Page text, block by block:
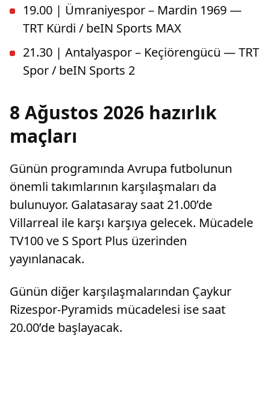
19.00 | Ümraniyespor – Mardin 1969 —
TRT Kürdi / beIN Sports MAX
21.30 | Antalyaspor – Keçiörengücü — TRT
Spor / beIN Sports 2
8 Ağustos 2026 hazırlık
maçları
Günün programında Avrupa futbolunun
önemli takımlarının karşılaşmaları da
bulunuyor. Galatasaray saat 21.00’de
Villarreal ile karşı karşıya gelecek. Mücadele
TV100 ve S Sport Plus üzerinden
yayınlanacak.
Günün diğer karşılaşmalarından Çaykur
Rizespor-Pyramids mücadelesi ise saat
20.00’de başlayacak.